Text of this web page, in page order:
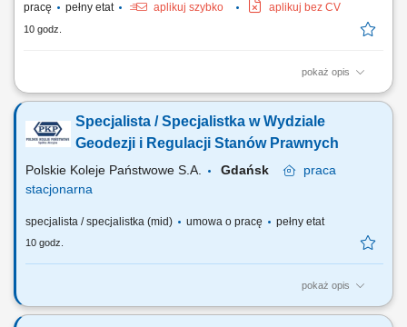
pracę
pełny etat aplikuj szybko aplikuj bez CV
10 godz.
pokaż opis
Zadania: Nadzorowanie i odbiór robót z branży elektrycznej i
ilościowe, weryfikacja harmonogramów) Zarządzanie współpracą z
podwykonawcami i bieżąca kontrola budżetu; Prowadzenie
Specjalista / Specjalistka w Wydziale
Geodezji i Regulacji Stanów Prawnych
Polskie Koleje Państwowe S.A. Gdańsk
praca
stacjonarna
specjalista / specjalistka (mid) umowa o pracę pełny etat
10 godz.
pokaż opis
Na tym stanowisku będziesz odpowiedzialny(-a) m.in. za: Prowadzenie